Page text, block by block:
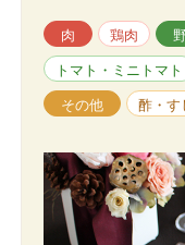
肉 鶏肉
トマト・ミニトマト
その他 酢・す